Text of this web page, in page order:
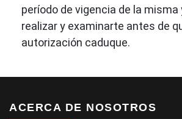
período de vigencia de la misma
realizar y examinarte antes de
autorización caduque.
ACERCA DE NOSOTROS